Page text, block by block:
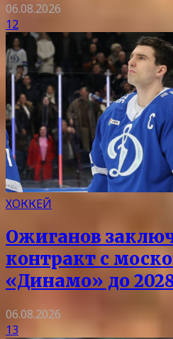
06.08.2026
12
ХОККЕЙ
Ожиганов
контракт с
«Динамо» до
06.08.2026
13